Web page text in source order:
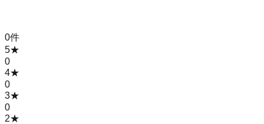
0件
5★
0
4★
0
3★
0
2★